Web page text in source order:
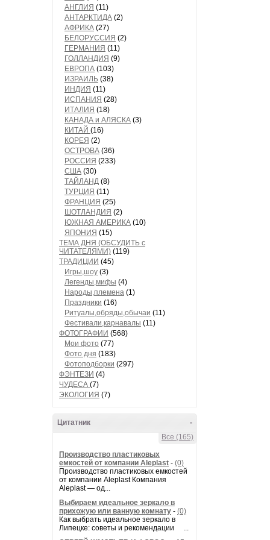
АНГЛИЯ (11)
АНТАРКТИДА (2)
АФРИКА (27)
БЕЛОРУССИЯ (2)
ГЕРМАНИЯ (11)
ГОЛЛАНДИЯ (9)
ЕВРОПА (103)
ИЗРАИЛЬ (38)
ИНДИЯ (11)
ИСПАНИЯ (28)
ИТАЛИЯ (18)
КАНАДА и АЛЯСКА (3)
КИТАЙ (16)
КОРЕЯ (2)
ОСТРОВА (36)
РОССИЯ (233)
США (30)
ТАЙЛАНД (8)
ТУРЦИЯ (11)
ФРАНЦИЯ (25)
ШОТЛАНДИЯ (2)
ЮЖНАЯ АМЕРИКА (10)
ЯПОНИЯ (15)
ТЕМА ДНЯ (ОБСУДИТЬ с
ЧИТАТЕЛЯМИ) (119)
ТРАДИЦИИ (45)
Игры,шоу (3)
Легенды,мифы (4)
Народы,племена (1)
Праздники (16)
Ритуалы,обряды,обычаи (11)
Фестивали,карнавалы (11)
ФОТОГРАФИИ (568)
Мои фото (77)
Фото дня (183)
Фотоподборки (297)
ФЭНТЕЗИ (4)
ЧУДЕСА (7)
ЭКОЛОГИЯ (7)
-
Цитатник
Все (165)
Производство пластиковых
емкостей от компании Aleplast - (0)
Производство пластиковых емкостей
от компании Aleplast Компания
Aleplast — од...
Выбираем идеальное зеркало в
прихожую или ванную комнату - (0)
Как выбрать идеальное зеркало в
Липецке: советы и рекомендации ...